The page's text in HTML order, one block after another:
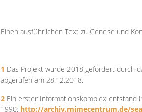
Einen ausführlichen Text zu Genese und
1 Das Projekt wurde 2018 gefördert durch
abgerufen am 28.12.2018.
2 Ein erster Informationskomplex entstand
1990: http://archiv.mimecentrum.de/